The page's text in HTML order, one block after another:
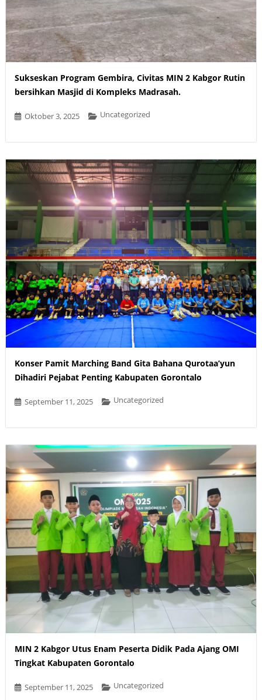
Sukseskan Program Gembira, Civitas MIN 2 Kabgor Rutin
bersihkan Masjid di Kompleks Madrasah.
Oktober 3, 2025 Uncategorized
Konser Pamit Marching Band Gita Bahana Qurotaa’yun
Dihadiri Pejabat Penting Kabupaten Gorontalo
September 11, 2025 Uncategorized
MIN 2 Kabgor Utus Enam Peserta Didik Pada Ajang OMI
Tingkat Kabupaten Gorontalo
September 11, 2025 Uncategorized